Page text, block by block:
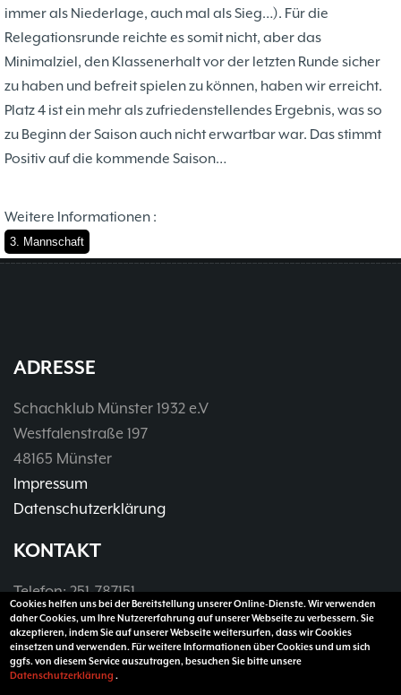
immer als Niederlage, auch mal als Sieg…). Für die
Relegationsrunde reichte es somit nicht, aber das
Minimalziel, den Klassenerhalt vor der letzten Runde sicher
zu haben und befreit spielen zu können, haben wir erreicht.
Platz 4 ist ein mehr als zufriedenstellendes Ergebnis, was so
zu Beginn der Saison auch nicht erwartbar war. Das stimmt
Positiv auf die kommende Saison…
Weitere Informationen :
3. Mannschaft
ADRESSE
Schachklub Münster 1932 e.V
Westfalenstraße 197
48165 Münster
Impressum
Datenschutzerklärung
KONTAKT
Telefon: 251-787151
Telefax: 251-3907990
E-Mail:vorsitzender@sk32.de
Cookies helfen uns bei der Bereitstellung unserer Online-Dienste. Wir verwenden
daher Cookies, um Ihre Nutzererfahrung auf unserer Webseite zu verbessern. Sie
akzeptieren, indem Sie auf unserer Webseite weitersurfen, dass wir Cookies
einsetzen und verwenden. Für weitere Informationen über Cookies und um sich
ggfs. von diesem Service auszutragen, besuchen Sie bitte unsere
Datenschutzerklärung .